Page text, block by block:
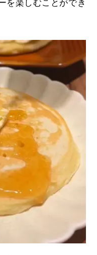
を楽しむことができ